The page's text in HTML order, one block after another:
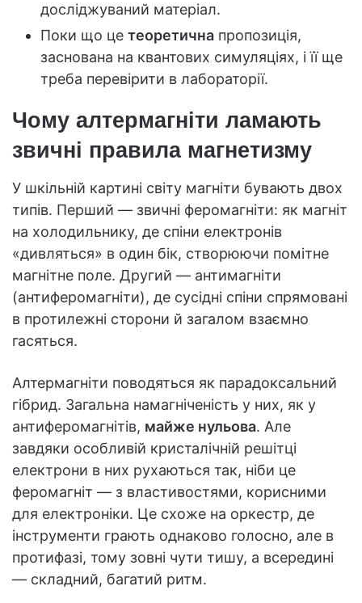
досліджуваний матеріал.
Поки що це теоретична пропозиція,
заснована на квантових симуляціях, і її ще
треба перевірити в лабораторії.
Чому алтермагніти ламають
звичні правила магнетизму
У шкільній картині світу магніти бувають двох
типів. Перший — звичні феромагніти: як магніт
на холодильнику, де спіни електронів
«дивляться» в один бік, створюючи помітне
магнітне поле. Другий — антимагніти
(антиферомагніти), де сусідні спіни спрямовані
в протилежні сторони й загалом взаємно
гасяться.
Алтермагніти поводяться як парадоксальний
гібрид. Загальна намагніченість у них, як у
антиферомагнітів, майже нульова. Але
завдяки особливій кристалічній решітці
електрони в них рухаються так, ніби це
феромагніт — з властивостями, корисними
для електроніки. Це схоже на оркестр, де
інструменти грають однаково голосно, але в
протифазі, тому зовні чути тишу, а всередині
— складний, багатий ритм.